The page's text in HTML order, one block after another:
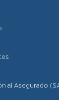
al Asegurado